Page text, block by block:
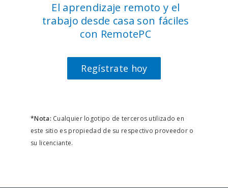
El aprendizaje remoto y el
trabajo desde casa son fáciles
con RemotePC
Regístrate hoy
*Nota: Cualquier logotipo de terceros utilizado en
este sitio es propiedad de su respectivo proveedor o
su licenciante.